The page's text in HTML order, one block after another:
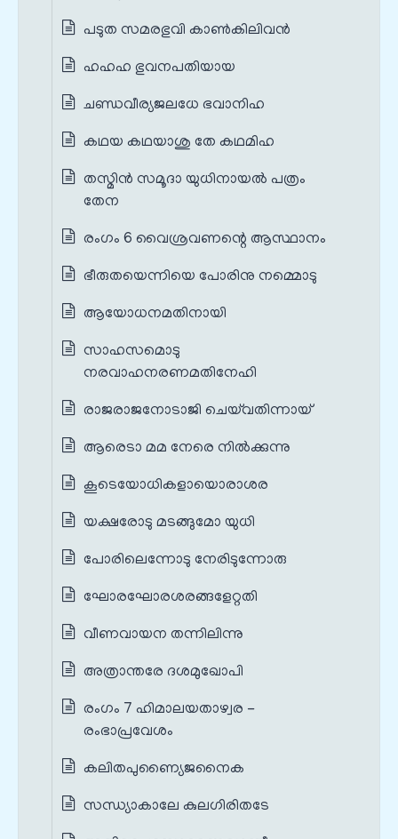
പടുത സമരഭുവി കാൺകിലിവൻ
ഹഹഹ ഭുവനപതിയായ
ചണ്ഡവീര്യജലധേ ഭവാനിഹ
കഥയ കഥയാശു തേ കഥമിഹ
തസ്മിൻ സമൂദാ യുധിനായൽ പത്രം
തേന
രംഗം 6 വൈശ്രവണന്റെ ആസ്ഥാനം
ഭീരുതയെന്നിയെ പോരിനു നമ്മൊടു
ആയോധനമതിനായി
സാഹസമൊടു
നരവാഹനരണമതിനേഹി
രാജരാജനോടാജി ചെയ്‌വതിന്നായ്
ആരെടാ മമ നേരെ നിൽക്കുന്നു
കൂടെയോധികളായൊരാശര
യക്ഷരോടു മടങ്ങുമോ യുധി
പോരിലെന്നോടു നേരിടുന്നോരു
ഘോരഘോരശരങ്ങളേറ്റതി
വീണവായന തന്നിലിന്നു
അത്രാന്തരേ ദശമുഖോപി
രംഗം 7 ഹിമാലയതാഴ്വര -
രംഭാപ്രവേശം
കലിതപുണ്യൈജനൈക
സന്ധ്യാകാലേ കുലഗിരിതടേ